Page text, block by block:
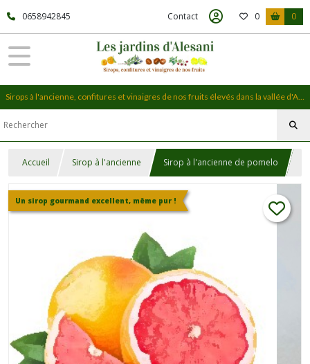
0658942845 Contact 0 0
Sirops à l'ancienne, confitures et vinaigres de nos fruits élevés dans la vallée d'Alesani, en Haute-Corse
Accueil Sirop à l'ancienne Sirop à l'ancienne de pomelo
Un sirop gourmand excellent, même pur !